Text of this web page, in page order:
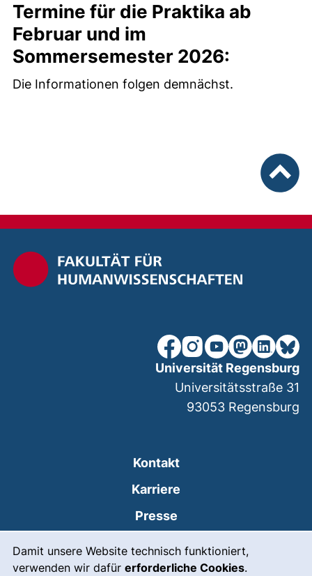
Damit unsere Website technisch funktioniert,
verwenden wir dafür erforderliche Cookies.
Termine für die Praktika ab
Februar und im
Sommersemester 2026:
Die Informationen folgen demnächst.
unsere Facebook-Seite
unsere Instagram-
unsere YouTube-
unsereunsere
Kontakt
Karriere
Presse
Leichte Sprache
Universität Regensburg
Universitätsstraße 31
93053 Regensburg